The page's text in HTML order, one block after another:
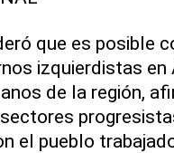
que es posible
izquierdistas en
de la región,
el pueblo